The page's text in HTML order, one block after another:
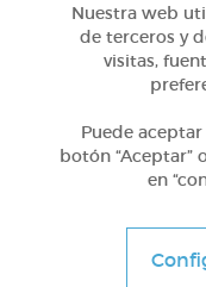
Nuestra web
de terceros y
visitas,
Puede
botón “Aceptar”
en